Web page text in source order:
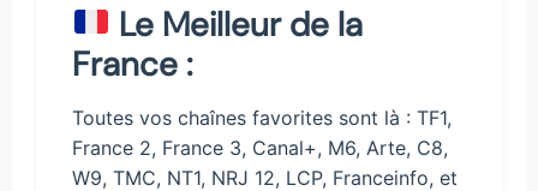
Le Meilleur de la
France :
Toutes vos chaînes favorites sont là : TF1,
France 2, France 3, Canal+, M6, Arte, C8,
W9, TMC, NT1, NRJ 12, LCP, Franceinfo, et